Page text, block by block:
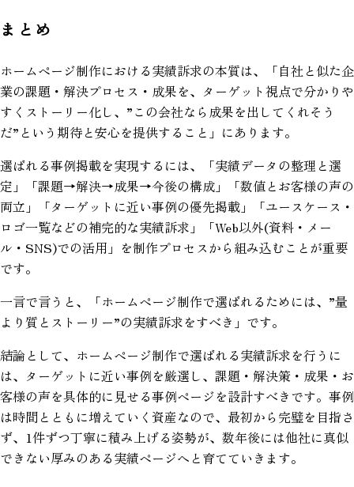
まとめ
ホームページ制作における実績訴求の本質は、「自社と似た企
業の課題・解決プロセス・成果を、ターゲット視点で分かりや
すくストーリー化し、”この会社なら成果を出してくれそう
だ”という期待と安心を提供すること」にあります。
選ばれる事例掲載を実現するには、「実績データの整理と選
定」「課題→解決→成果→今後の構成」「数値とお客様の声の
両立」「ターゲットに近い事例の優先掲載」「ユースケース・
ロゴ一覧などの補完的な実績訴求」「Web以外(資料・メー
ル・SNS)での活用」を制作プロセスから組み込むことが重要
です。
一言で言うと、「ホームページ制作で選ばれるためには、”量
より質とストーリー”の実績訴求をすべき」です。
結論として、ホームページ制作で選ばれる実績訴求を行うに
は、ターゲットに近い事例を厳選し、課題・解決策・成果・お
客様の声を具体的に見せる事例ページを設計すべきです。事例
は時間とともに増えていく資産なので、最初から完璧を目指さ
ず、1件ずつ丁寧に積み上げる姿勢が、数年後には他社に真似
できない厚みのある実績ページへと育てていきます。